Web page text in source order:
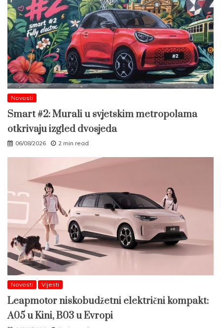
Novosti
Smart #2: Murali u svjetskim metropolama
otkrivaju izgled dvosjeda
06/08/2026 2 min read
Novosti Vijesti
Leapmotor niskobudžetni električni kompakt:
A05 u Kini, B03 u Evropi